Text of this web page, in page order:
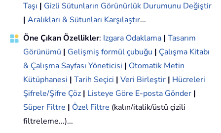
Taşı | Gizli Sütunların Görünürlük Durumunu Değiştir
| Aralıkları & Sütunları Karşılaştır...
Öne Çıkan Özellikler: Izgara Odaklama | Tasarım
Görünümü | Gelişmiş formül çubuğu | Çalışma Kitabı
& Çalışma Sayfası Yöneticisi | Otomatik Metin
Kütüphanesi | Tarih Seçici | Veri Birleştir | Hücreleri
Şifrele/Şifre Çöz | Listeye Göre E-posta Gönder |
Süper Filtre | Özel Filtre (kalın/italik/üstü çizili
filtreleme...)...